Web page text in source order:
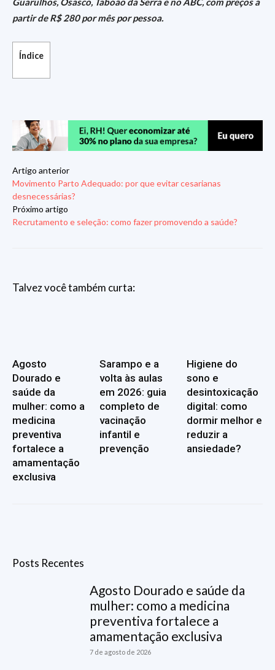
partir de R$ 280 por mês por pessoa.
Índice
Artigo anterior
Movimento Parto Adequado: por que evitar cesarianas
desnecessárias?
Próximo artigo
Recrutamento e seleção: como fazer promovendo a saúde?
Talvez você também curta:
Agosto
Dourado e
saúde da
mulher: como a
medicina
preventiva
fortalece a
amamentação
exclusiva
Sarampo e a
volta às aulas
em 2026: guia
completo de
vacinação
infantil e
prevenção
Higiene do
sono e
desintoxicação
digital: como
dormir melhor e
reduzir a
ansiedade?
Posts Recentes
Agosto Dourado e saúde da
mulher: como a medicina
preventiva fortalece a
amamentação exclusiva
7 de agosto de 2026